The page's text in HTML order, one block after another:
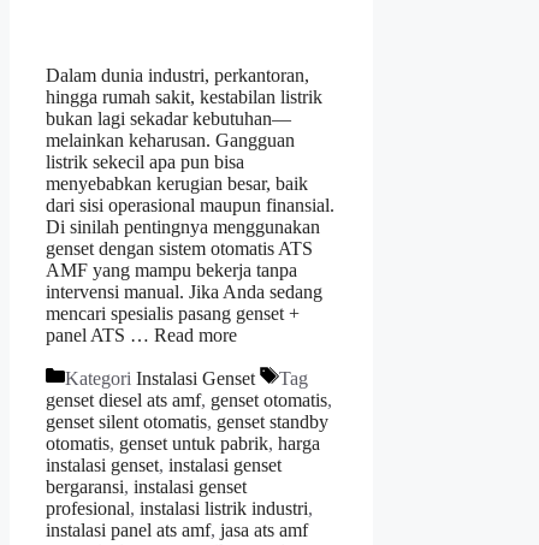
Dalam dunia industri, perkantoran,
hingga rumah sakit, kestabilan listrik
bukan lagi sekadar kebutuhan—
melainkan keharusan. Gangguan
listrik sekecil apa pun bisa
menyebabkan kerugian besar, baik
dari sisi operasional maupun finansial.
Di sinilah pentingnya menggunakan
genset dengan sistem otomatis ATS
AMF yang mampu bekerja tanpa
intervensi manual. Jika Anda sedang
mencari spesialis pasang genset +
panel ATS … Read more
Kategori Instalasi Genset
Tag
genset diesel ats amf, genset otomatis,
genset silent otomatis, genset standby
otomatis, genset untuk pabrik, harga
instalasi genset, instalasi genset
bergaransi, instalasi genset
profesional, instalasi listrik industri,
instalasi panel ats amf, jasa ats amf